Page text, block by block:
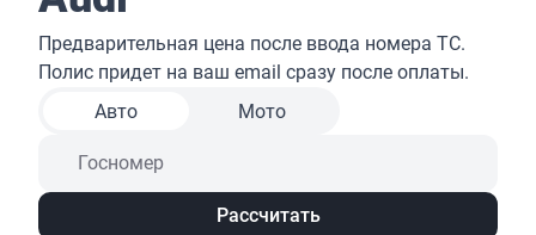
Ипотека
Жизнь и здоровье
Страхование от несчастных случаев
Страхование спортсменов
Телемедицина
Журнал